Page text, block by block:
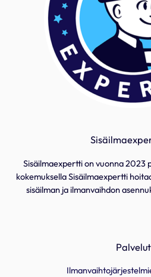
Sisäilmaexpertti on vuonna 2023
kokemuksella Sisäilmaexpertti
sisäilman ja ilmanvaihdon
Palvelut